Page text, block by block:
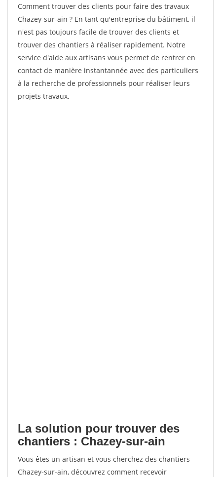
Comment trouver des clients pour faire des travaux
Chazey-sur-ain ? En tant qu'entreprise du bâtiment, il
n'est pas toujours facile de trouver des clients et
trouver des chantiers à réaliser rapidement. Notre
service d'aide aux artisans vous permet de rentrer en
contact de manière instantannée avec des particuliers
à la recherche de professionnels pour réaliser leurs
projets travaux.
La solution pour trouver des
chantiers : Chazey-sur-ain
Vous êtes un artisan et vous cherchez des chantiers
Chazey-sur-ain, découvrez comment recevoir